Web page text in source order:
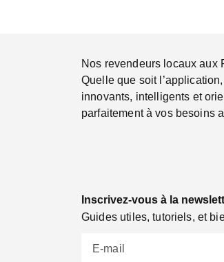
Nos revendeurs locaux aux
Quelle que soit
innovants, intelligents et
parfaitement à vos besoins
Inscrivez-vous à la
Guides utiles, tutoriels, et
E-mail